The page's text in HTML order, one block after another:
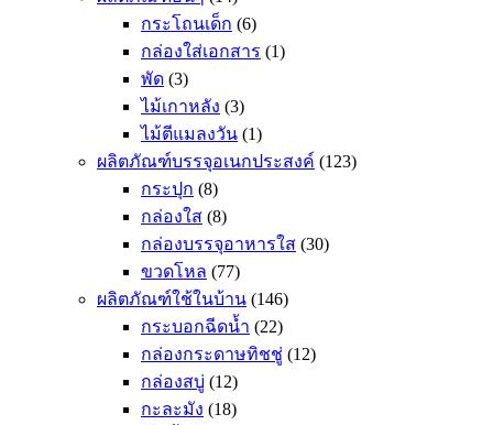
กระโถนเด็ก (6)
กล่องใส่เอกสาร (1)
พัด (3)
ไม้เกาหลัง (3)
ไม้ตีแมลงวัน (1)
ผลิตภัณฑ์บรรจุอเนกประสงค์ (123)
กระปุก (8)
กล่องใส (8)
กล่องบรรจุอาหารใส (30)
ขวดโหล (77)
ผลิตภัณฑ์ใช้ในบ้าน (146)
กระบอกฉีดน้ำ (22)
กล่องกระดาษทิชชู่ (12)
กล่องสบู่ (12)
กะละมัง (18)